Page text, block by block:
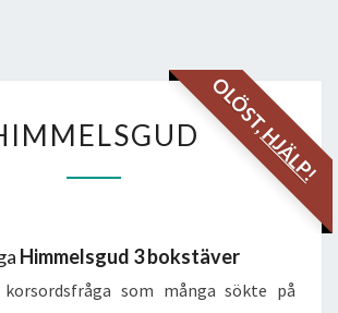
OLÖST,
HJÄLP!
HIMMELSGUD
Himmelsgud 3 bokstäver
som många sökte på